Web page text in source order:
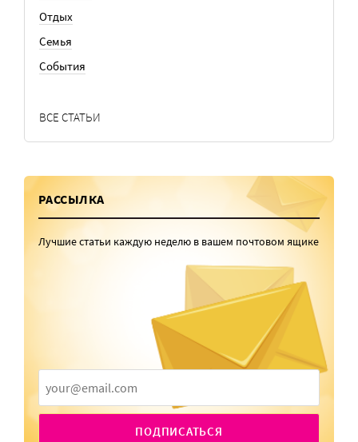
Отдых
Семья
События
ВСЕ СТАТЬИ
РАССЫЛКА
Лучшие статьи каждую неделю в вашем почтовом ящике
ПОДПИСАТЬСЯ